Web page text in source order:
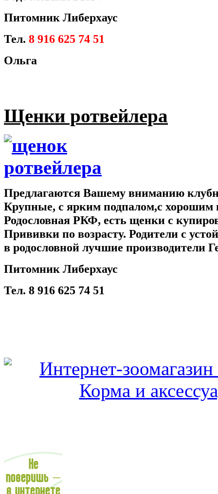
Питомник Либерхаус
Тел. 8 916 625 74 51
Ольга
Щенки ротвейлера
Предлагаются Вашему вниманию
Крупные, с ярким подпалом,с хорошим
Родословная РКФ, есть щенки с
Прививки по возрасту. Родители с
в родословной лучшие производители
Питомник Либерхаус
Тел. 8 916 625 74 51